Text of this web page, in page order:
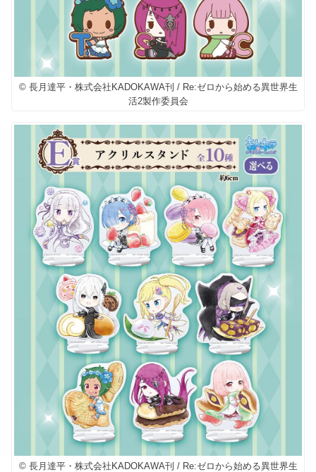
© 長月達平・株式会社KADOKAWA刊 / Re:ゼロから始める異世界生
活2製作委員会
© 長月達平・株式会社KADOKAWA刊 / Re:ゼロから始める異世界生